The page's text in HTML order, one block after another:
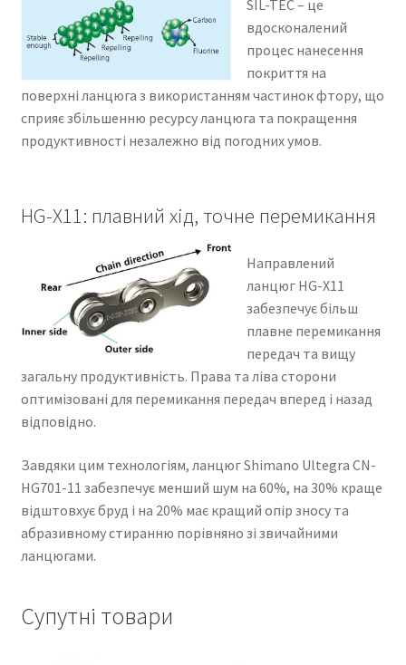
SIL-TEC – це
вдосконалений
процес нанесення
покриття на
поверхні ланцюга з використанням частинок фтору, що
сприяє збільшенню ресурсу ланцюга та покращення
продуктивності незалежно від погодних умов.
HG-X11: плавний хід, точне перемикання
Направлений
ланцюг HG-X11
забезпечує більш
плавне перемикання
передач та вищу
загальну продуктивність. Права та ліва сторони
оптимізовані для перемикання передач вперед і назад
відповідно.
Завдяки цим технологіям, ланцюг Shimano Ultegra CN-
HG701-11 забезпечує менший шум на 60%, на 30% краще
відштовхує бруд і на 20% має кращий опір зносу та
абразивному стиранню порівняно зі звичайними
ланцюгами.
Супутні товари